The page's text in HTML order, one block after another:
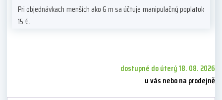
Pri objednávkach menších ako 6 m sa účtuje manipulačný poplatok
15 €.
dostupné do úterý 18. 08. 2026
u vás nebo na prodejně